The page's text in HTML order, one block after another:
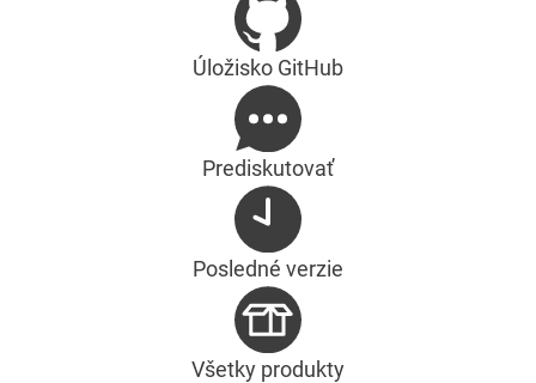
Úložisko GitHub
Prediskutovať
Posledné verzie
Všetky produkty